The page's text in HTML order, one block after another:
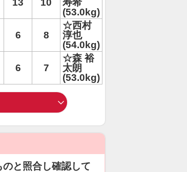
13 10
寿希
(53.0kg)
6 8
☆西村
淳也
(54.0kg)
6 7
☆森 裕
太朗
(53.0kg)
と照合し確認して